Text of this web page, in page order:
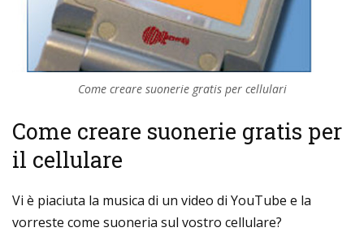
Come creare suonerie gratis per cellulari
Come creare suonerie gratis per
il cellulare
Vi è piaciuta la musica di un video di YouTube e la
vorreste come suoneria sul vostro cellulare?